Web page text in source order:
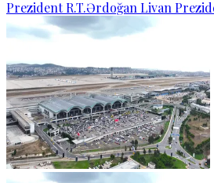
Prezident R.T.Ərdoğan Livan